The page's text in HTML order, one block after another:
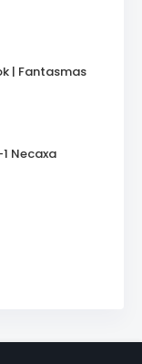
| Fantasmas
Necaxa